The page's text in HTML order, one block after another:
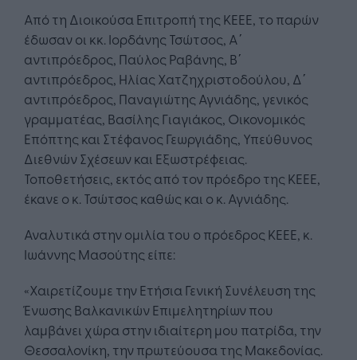
Από τη Διοικούσα Επιτροπή της ΚΕΕΕ, το παρών
έδωσαν οι κκ. Ιορδάνης Τσώτσος, Α΄
αντιπρόεδρος, Παύλος Ραβάνης, Β΄
αντιπρόεδρος, Ηλίας Χατζηχριστοδούλου, Δ΄
αντιπρόεδρος, Παναγιώτης Αγνιάδης, γενικός
γραμματέας, Βασίλης Γιαγιάκος, Οικονομικός
Επόπτης και Στέφανος Γεωργιάδης, Υπεύθυνος
Διεθνών Σχέσεων και Εξωστρέφειας.
Τοποθετήσεις, εκτός από τον πρόεδρο της ΚΕΕΕ,
έκανε ο κ. Τσώτσος καθώς και ο κ. Αγνιάδης.
Αναλυτικά στην ομιλία του ο πρόεδρος ΚΕΕΕ, κ.
Ιωάννης Μασούτης είπε:
«Χαιρετίζουμε την Ετήσια Γενική Συνέλευση της
Ένωσης Βαλκανικών Επιμελητηρίων που
λαμβάνει χώρα στην ιδιαίτερη μου πατρίδα, την
Θεσσαλονίκη, την πρωτεύουσα της Μακεδονίας.